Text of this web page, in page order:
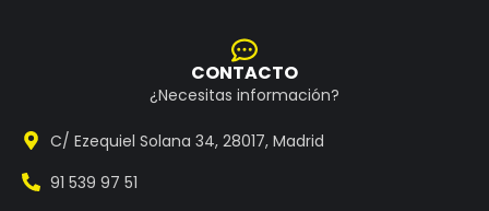
CONTACTO
¿Necesitas información?
C/ Ezequiel Solana 34, 28017, Madrid
91 539 97 51